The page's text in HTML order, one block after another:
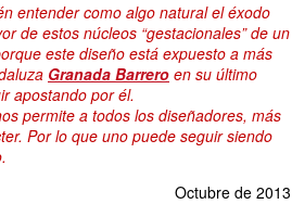
entender como algo natural el éxodo
de estos núcleos “gestacionales”de un
este diseño está expuesto a más
Granada Barrero en su último
apostando por él.
permite a todos los diseñadores, más
Por lo que uno puede seguir siendo
Octubre de 2013